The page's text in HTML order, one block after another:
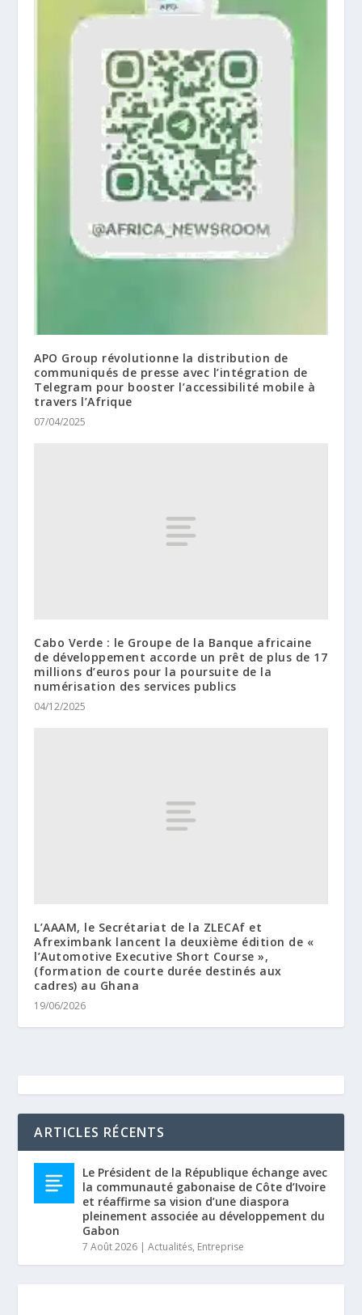
APO Group révolutionne la distribution de
communiqués de presse avec l’intégration de
Telegram pour booster l’accessibilité mobile à
travers l’Afrique
07/04/2025
Cabo Verde : le Groupe de la Banque africaine
de développement accorde un prêt de plus de 17
millions d’euros pour la poursuite de la
numérisation des services publics
04/12/2025
L’AAAM, le Secrétariat de la ZLECAf et
Afreximbank lancent la deuxième édition de «
l’Automotive Executive Short Course »,
(formation de courte durée destinés aux
cadres) au Ghana
19/06/2026
ARTICLES RÉCENTS
Le Président de la République échange avec
la communauté gabonaise de Côte d’Ivoire
et réaffirme sa vision d’une diaspora
pleinement associée au développement du
Gabon
7 Août 2026 |Actualités, Entreprise